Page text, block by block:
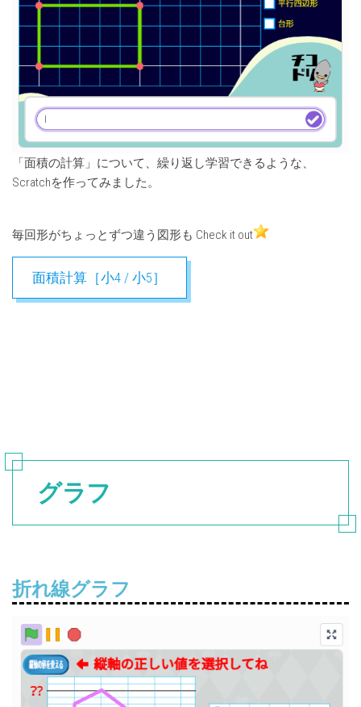
「面積の計算」について、繰り返し学習できるような、
Scratchを作ってみました。
毎回形がちょっとずつ違う図形も Check it out
面積計算［小4 / 小5］
グラフ
折れ線グラフ